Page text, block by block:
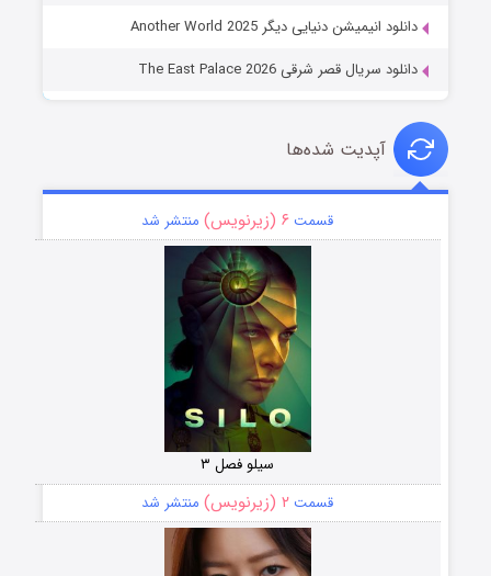
دانلود انیمیشن دنیایی دیگر Another World 2025
دانلود سریال قصر شرقی The East Palace 2026
آپدیت شده‌ها
قسمت ۶ (زیرنویس) منتشر شد
سیلو فصل ۳
قسمت ۲ (زیرنویس) منتشر شد